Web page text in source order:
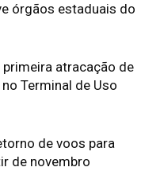
órgãos estaduais do
atracação de
Terminal de Uso
de voos para
de novembro